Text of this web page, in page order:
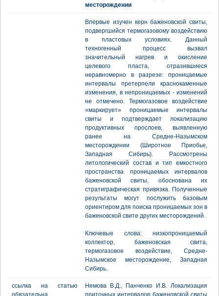
месторождении
Впервые изучен керн баженовской свиты,
подвергшийся термогазовому воздействию
в пластовых условиях. Данный
техногенный процесс вызвал
значительный нагрев и окисление
целевого пласта, отразившиеся
неравномерно в разрезе: проницаемые
интервалы претерпели краснокаменные
изменения, в непроницаемых - изменений
не отмечено. Термогазовое воздействие
«маркирует» проницаемые интервалы
свиты и подтверждает локализацию
продуктивных прослоев, выявленную
ранее на Средне-Назымском
месторождении (Широтное Приобье,
Западная Сибирь). Рассмотрены
литологический состав и тип емкостного
пространства проницаемых интервалов
баженовской свиты, обоснована их
стратиграфическая привязка. Полученные
результаты могут послужить базовым
ориентиром для поиска проницаемых зон в
баженовской свите других месторождений.
Ключевые слова: низкопроницаемый
коллектор, баженовская свита,
термогазовое воздействие, Средне-
Назымское месторождение, Западная
Сибирь.
ссылка на статью
обязательна
Немова В.Д., Панченко И.В. Локализация
приточных интервалов баженовской свиты